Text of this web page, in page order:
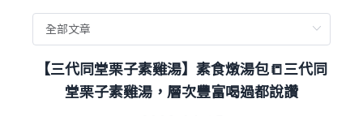
【三代同堂栗子素雞湯】素食燉湯包📒三代同
堂栗子素雞湯，層次豐富喝過都說讚